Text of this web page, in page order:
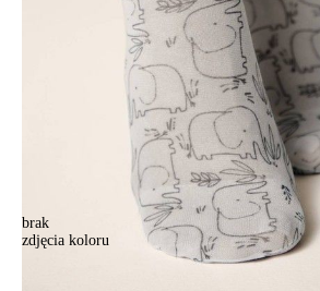
brak
zdjęcia koloru
Skarpetki damskie CONTE ELEGANT